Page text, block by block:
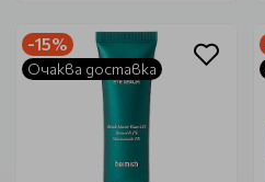
-15%
Очаква доставка